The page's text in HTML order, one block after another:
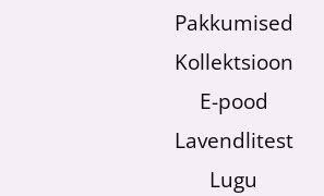
Pakkumised
Kollektsioon
E-pood
Lavendlitest
Lugu